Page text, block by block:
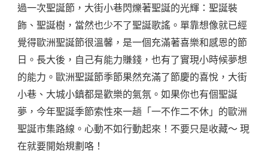
最
美
聖
誕
市
集
行
過一次聖誕節，大街小巷閃爍著聖誕的光輝：聖誕裝
飾、聖誕樹，當然也少不了聖誕歌謠。單靠想像就已經
覺得歐洲聖誕節很溫馨，是一個充滿著喜樂和感恩的節
日。長大後，自己有能力賺錢，也有了實現小時候夢想
的能力。歐洲聖誕節季節果然充滿了節慶的喜悅，大街
小巷、大城小鎮都是歡樂的氣氛。如果你也有個聖誕
夢，今年聖誕季節索性來一趟「一不作二不休」的歐洲
聖誕市集路線。心動不如行動起來！不要只是收藏～ 現
在就要開始規劃咯！